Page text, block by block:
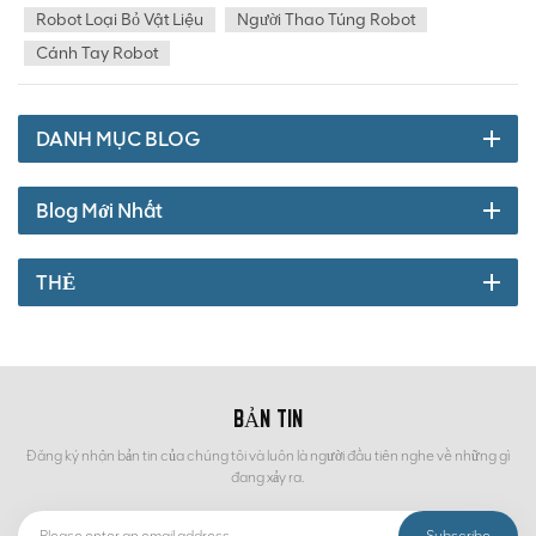
phận bằng sắt, đường ống làm đầy chất thải và các mảnh vụn
khác trong quá trình sản xuất và vận chuyển quặng, thay thế việc
phân loại thủ công bằng tay, đặt nền móng cho việc giảm nhân
tăng hiệu quả.
Robot Loại Bỏ Vật Liệu
Người Thao Túng Robot
Cánh Tay Robot
DANH MỤC BLOG
Blog Mới Nhất
THẺ
BẢN TIN
Đăng ký nhận bản tin của chúng tôi và luôn là người đầu tiên nghe về những gì
đang xảy ra.